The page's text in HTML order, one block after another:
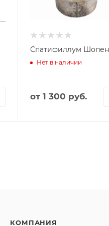
Спатифиллум Шопен
Нет в наличии
от 1 300 руб.
КОМПАНИЯ